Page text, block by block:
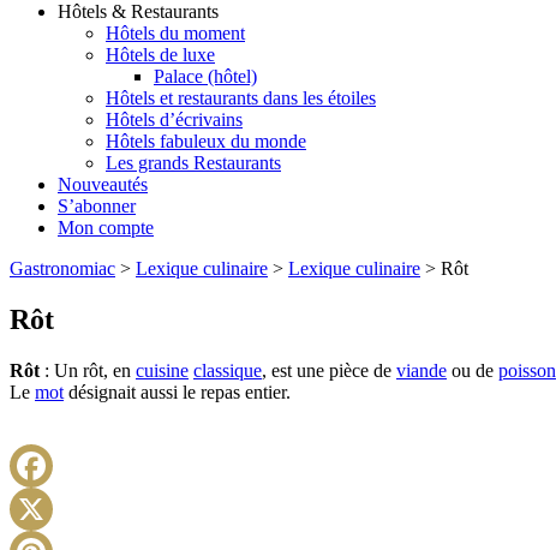
Hôtels & Restaurants
Hôtels du moment
Hôtels de luxe
Palace (hôtel)
Hôtels et restaurants dans les étoiles
Hôtels d’écrivains
Hôtels fabuleux du monde
Les grands Restaurants
Nouveautés
S’abonner
Mon compte
Gastronomiac > Lexique culinaire > Lexique culinaire > Rôt
Rôt
Rôt : Un rôt, en cuisine classique, est une pièce de viande ou de poisson
Le mot désignait aussi le repas entier.